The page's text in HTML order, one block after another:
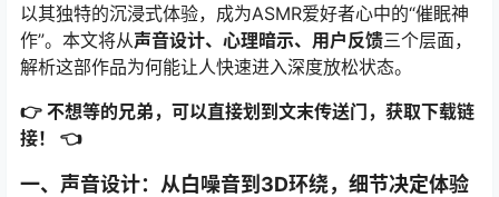
以其独特的沉浸式体验，成为ASMR爱好者心中的“催眠神
作”。本文将从声音设计、心理暗示、用户反馈三个层面，
解析这部作品为何能让人快速进入深度放松状态。
👉 不想等的兄弟，可以直接划到文末传送门，获取下载链
接！ 👈
一、声音设计：从白噪音到3D环绕，细节决定体验